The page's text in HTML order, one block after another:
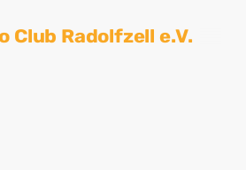
Club Radolfzell e.V.